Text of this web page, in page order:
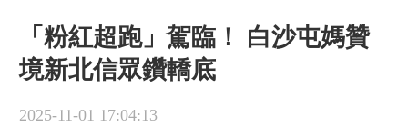
「粉紅超跑」駕臨！ 白沙屯媽贊
境新北信眾鑽轎底
2025-11-01 17:04:13